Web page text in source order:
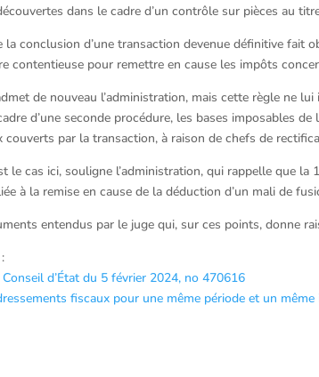
dans le cadre d’un contrôle sur pièces au
la conclusion d’une transaction devenue définitive fait
contentieuse pour remettre en cause les impôts
de nouveau l’administration, mais cette règle ne
d’une seconde procédure, les bases imposables
couverts par la transaction, à raison de chefs de
le cas ici, souligne l’administration, qui rappelle que
à la remise en cause de la déduction d’un mali de
entendus par le juge qui, sur ces points, donne
d’État du 5 février 2024, no 470616
fiscaux pour une même période et un